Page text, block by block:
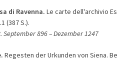
di Ravenna. Le carte dell'archivio
(387 S.).
September 896– Dezember 1247
Regesten der Urkunden von Siena.